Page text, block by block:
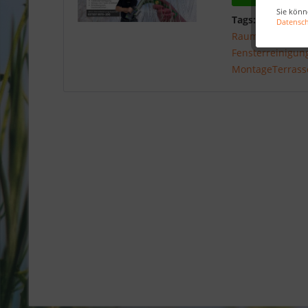
Sie
Tags:
Raumgestaltung